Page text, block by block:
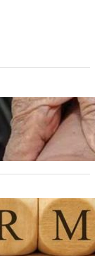
de la
Timpurii
Asupra